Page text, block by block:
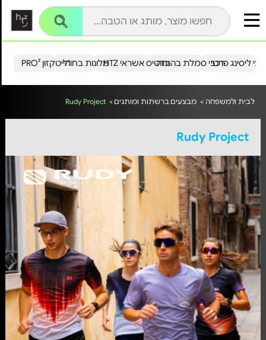
הייטקזון PRO²מלונות בחו"ל כרטיס אשראי HTZ ליסינג פרטירכבי סמלת בהנחה
לבית ולמשפחה > מבצעים ברשתות ומותגים > Rudy Project
Rudy Project